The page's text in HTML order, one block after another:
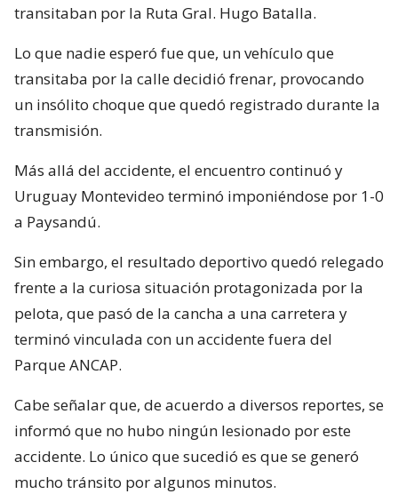
transitaban por la Ruta Gral. Hugo Batalla.
Lo que nadie esperó fue que, un vehículo que
transitaba por la calle decidió frenar, provocando
un insólito choque que quedó registrado durante la
transmisión.
Más allá del accidente, el encuentro continuó y
Uruguay Montevideo terminó imponiéndose por 1-0
a Paysandú.
Sin embargo, el resultado deportivo quedó relegado
frente a la curiosa situación protagonizada por la
pelota, que pasó de la cancha a una carretera y
terminó vinculada con un accidente fuera del
Parque ANCAP.
Cabe señalar que, de acuerdo a diversos reportes, se
informó que no hubo ningún lesionado por este
accidente. Lo único que sucedió es que se generó
mucho tránsito por algunos minutos.